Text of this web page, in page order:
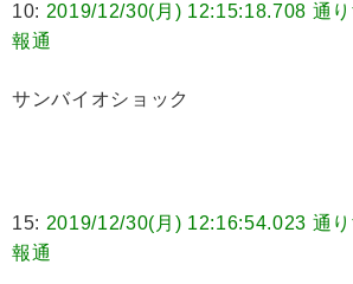
10: 2019/12/30(月) 12:15:18.708 通
報通
サンバイオショック
15: 2019/12/30(月) 12:16:54.023 通
報通